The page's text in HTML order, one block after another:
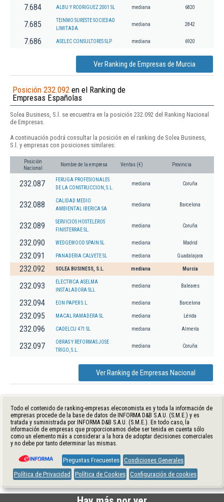
7.684 ALBU Y RODRIGUEZ 2001 SL mediana 6820
7.685
TEINMO SURESTE SOCIEDAD
LIMITADA.
mediana 2842
7.686 ASELEC CONSULTORES SLP mediana 6920
Ver Ranking de Empresas de Murcia
Posición 232.092 en el Ranking de
Empresas Españolas
Solea Business, S.l. se encuentra en la posición 232.092 del Ranking Nacional
de Empresas.
A continuación podrá consultar la posición en el ranking de Solea Business,
S.l. y empresas con posiciones similares:
Posición
Nacional
Nombre de la empresa Ventas (€) Provincia
232.087
FERUGA PROFESIONALES
DE LA CONSTRUCCION, S.L.
mediana Coruña
232.088
CALIDAD MEDIO
AMBIENTAL IBERICA SA
mediana Barcelona
232.089
SERVICIOS HOSTELEROS
FINISTERRAE SL.
mediana Coruña
232.090 WEDGEWOOD SPAIN SL mediana Madrid
232.091 PANADERIA CALVETE SL mediana Guadalajara
232.092 SOLEA BUSINESS, S.L. mediana Murcia
232.093
ELECTRICA ASELMA
INSTALADORA SLL
mediana Baleares
232.094 EON PAPER S.L. mediana Barcelona
232.095 MACAL RAMADERA SL mediana Lérida
232.096 CADELCU 471 SL mediana Almería
232.097
OBRAS Y REFORMAS JOSE
TRIGO, S.L.
mediana Coruña
Ver Ranking de Empresas Nacional
Todo el contenido de ranking-empresas.eleconomista.es y toda la información de
empresas procede de la base de datos de INFORMA D&B S.A.U. (S.M.E.) y es
tratada y suministrada por INFORMA D&B S.A.U. (S.M.E.). En todo caso, la
información de empresas que proporcionamos debe ser tenida en cuenta sólo
como un elemento más a considerar a la hora de adoptar decisiones comerciales
y no debe por tanto determinar las mismas.
Preguntas Frecuentes Condiciones Generales
Política de Privacidad
Política de Cookies Configuración de cookies